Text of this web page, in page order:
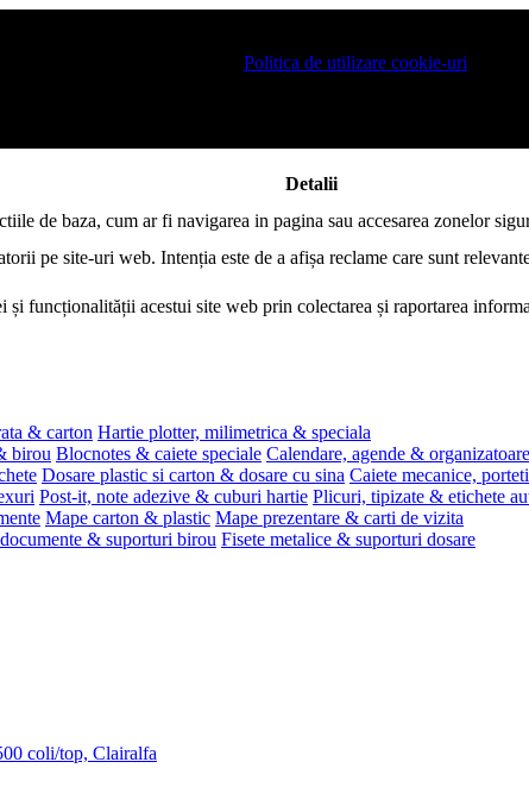
Politica de utilizare cookie-uri
Detalii
de baza, cum ar fi navigarea in pagina sau accesarea zonelor
pe site-uri web. Intenția este de a afișa reclame care sunt
și funcționalității acestui site web prin colectarea și raportarea
& carton Hartie plotter, milimetrica & speciala
birou Blocnotes & caiete speciale Calendare, agende & organizatoare
Dosare plastic si carton & dosare cu sina Caiete mecanice,
Post-it, note adezive & cuburi hartie Plicuri, tipizate & etichete
Mape carton & plastic Mape prezentare & carti de vizita
& suporturi birou Fisete metalice & suporturi dosare
coli/top, Clairalfa